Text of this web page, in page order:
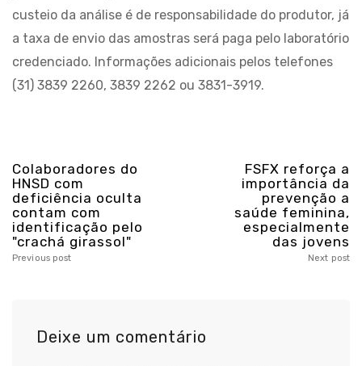
custeio da análise é de responsabilidade do produtor, já
a taxa de envio das amostras será paga pelo laboratório
credenciado. Informações adicionais pelos telefones
(31) 3839 2260, 3839 2262 ou 3831-3919.
Colaboradores do
HNSD com
deficiência oculta
contam com
identificação pelo
"crachá girassol"
Previous post
FSFX reforça a
importância da
prevenção a
saúde feminina,
especialmente
das jovens
Next post
Deixe um comentário